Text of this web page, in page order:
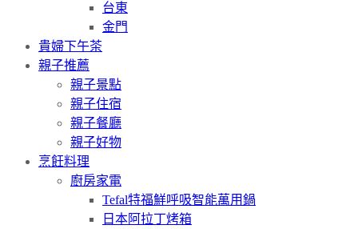
台東
金門
貴婦下午茶
親子推薦
親子景點
親子住宿
親子餐廳
親子好物
烹飪料理
廚房家電
Tefal特福鮮呼吸智能萬用鍋
日本阿拉丁烤箱